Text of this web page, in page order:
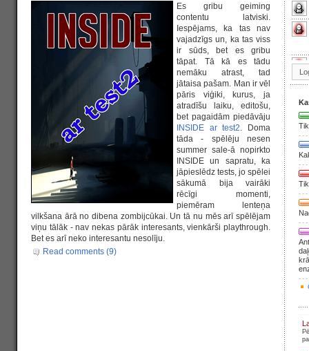
Es gribu geiming
contentu latviski.
Iespējams, ka tas nav
vajadzīgs un, ka tas viss
ir sūds, bet es gribu
tāpat. Tā kā es tādu
nemāku atrast, tad
jātaisa pašam. Man ir vēl
pāris viģiki, kurus, ja
atradīšu laiku, editošu,
bet pagaidām piedāvāju
INSIDE ar test2 . Doma
tāda - spēlēju nesen
summer sale-ā nopirkto
INSIDE un sapratu, ka
jāpieslēdz tests, jo spēlei
sākumā bija vairāki
rēcīgi momenti,
piemēram lenteņa
vilkšana ārā no dibena zombijcūkai. Un tā nu mēs arī spēlējam
viņu tālāk - nav nekas pārāk interesants, vienkārši playthrough.
Bet es arī neko interesantu nesolīju.
Read comments (9)